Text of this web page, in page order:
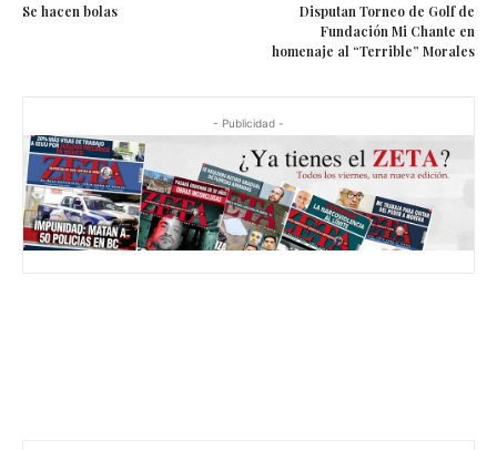
Se hacen bolas
Disputan Torneo de Golf de
Fundación Mi Chante en
homenaje al “Terrible” Morales
- Publicidad -